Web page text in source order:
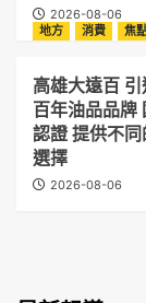
2026-08-06
地方
消費 焦
高雄大遠百 引
百年油品品牌
認證 提供不
選擇
2026-08-06